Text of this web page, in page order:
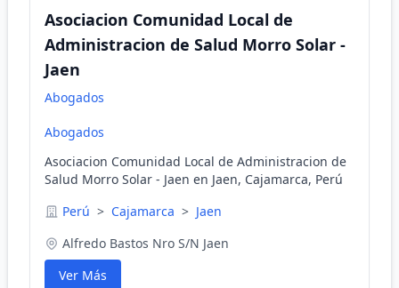
Asociacion Comunidad Local de
Administracion de Salud Morro Solar -
Jaen
Abogados
Abogados
Asociacion Comunidad Local de Administracion de
Salud Morro Solar - Jaen en Jaen, Cajamarca, Perú
Perú > Cajamarca > Jaen
Alfredo Bastos Nro S/N Jaen
Ver Más